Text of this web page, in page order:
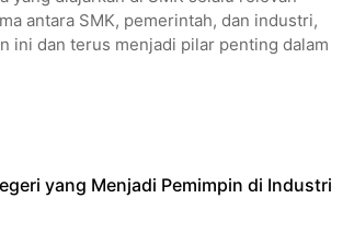
antara SMK, pemerintah, dan industri,
ini dan terus menjadi pilar penting dalam
yang Menjadi Pemimpin di Industri